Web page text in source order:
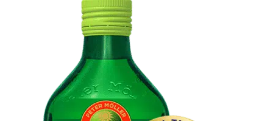
KLANTENSERVICE